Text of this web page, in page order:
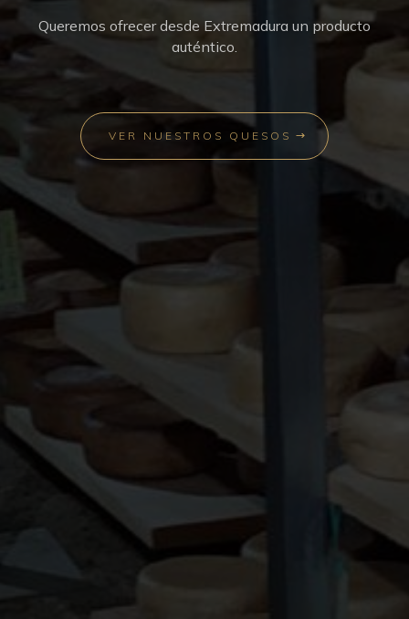
Queremos ofrecer desde Extremadura un producto
auténtico.
VER NUESTROS QUESOS